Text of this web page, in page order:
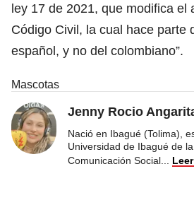
ley 17 de 2021, que modifica el
Código Civil, la cual hace parte
español, y no del colombiano”.
Mascotas
Jenny Rocio
Nació en Ibagué (Tolima),
Universidad de Ibagué de
Comunicación Social